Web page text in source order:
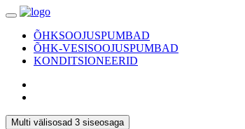
ÕHKSOOJUSPUMBAD
ÕHK-VESISOOJUSPUMBAD
KONDITSIONEERID
Multi välisosad 3 siseosaga